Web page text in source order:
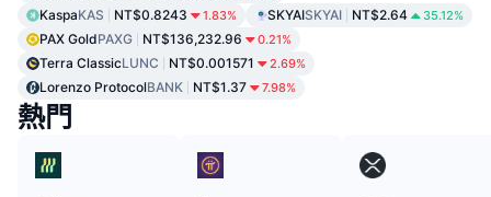
KaspaKAS NT$0.8243 1.83% SKYAISKYAI NT$2.64 35.12%
PAX GoldPAXG NT$136,232.96 0.21%
Terra ClassicLUNC NT$0.001571 2.69%
Lorenzo ProtocolBANK NT$1.37 7.98%
熱門